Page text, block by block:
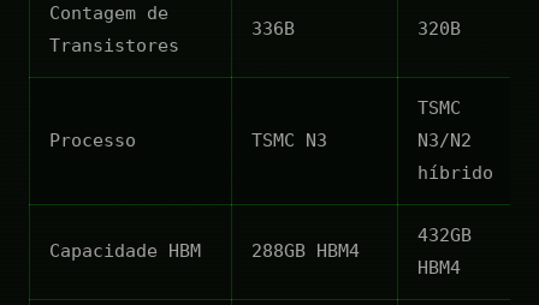
Contagem de
Transistores
336B 320B
Processo TSMC N3
TSMC
N3/N2
híbrido
Capacidade HBM 288GB HBM4
432GB
HBM4